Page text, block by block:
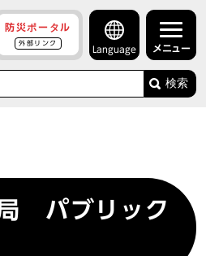
防災ポータル
外部リンク
Language メニュー
検索
パブリック